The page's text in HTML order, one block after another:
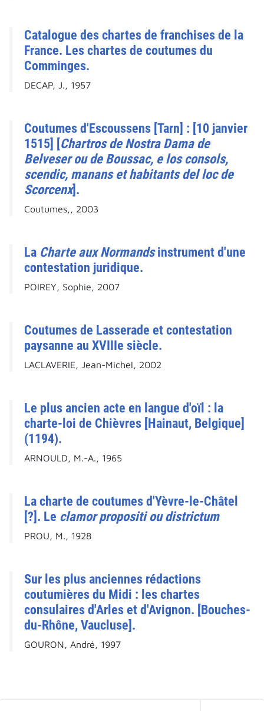
Catalogue des chartes de franchises de la
France. Les chartes de coutumes du
Comminges.
DECAP, J., 1957
Coutumes d'Escoussens [Tarn] : [10 janvier
1515] [Chartros de Nostra Dama de
Belveser ou de Boussac, e los consols,
scendic, manans et habitants del loc de
Scorcenx].
Coutumes,, 2003
La Charte aux Normandsinstrument d'une
contestation juridique.
POIREY, Sophie, 2007
Coutumes de Lasserade et contestation
paysanne au XVIIIe siècle.
LACLAVERIE, Jean-Michel, 2002
Le plus ancien acte en langue d'oïl : la
charte-loi de Chièvres [Hainaut, Belgique]
(1194).
ARNOULD, M.-A., 1965
La charte de coutumes d'Yèvre-le-Châtel
[?]. Le clamor propositi ou districtum
PROU, M., 1928
Sur les plus anciennes rédactions
coutumières du Midi : les chartes
consulaires d'Arles et d'Avignon. [Bouches-
du-Rhône, Vaucluse].
GOURON, André, 1997